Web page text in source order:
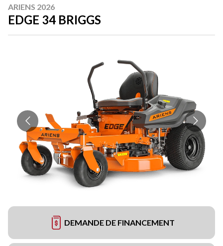
ARIENS 2026
EDGE 34 BRIGGS
DEMANDE DE FINANCEMENT